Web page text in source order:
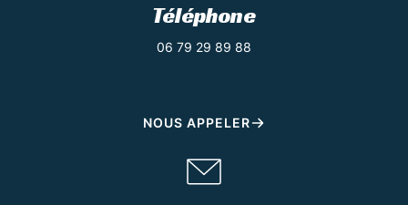
Téléphone
06 79 29 89 88
NOUS APPELER